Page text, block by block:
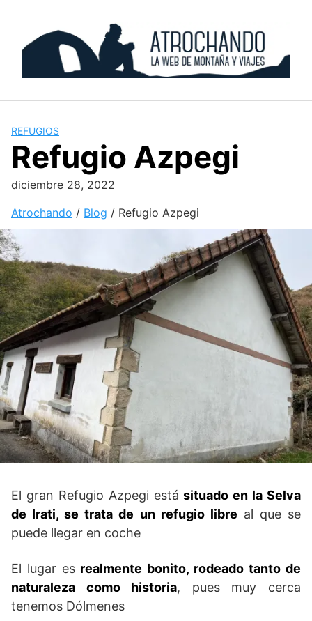
content
REFUGIOS
Refugio Azpegi
diciembre 28, 2022
Atrochando / Blog / Refugio Azpegi
El gran Refugio Azpegi estásituado en la Selva
de Irati, se trata de un refugio libre al que se
puede llegar en coche
El lugar es realmente bonito, rodeado tanto de
naturaleza como historia, pues muy cerca
tenemos Dólmenes